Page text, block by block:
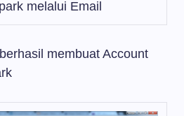
melalui Email
membuat Account